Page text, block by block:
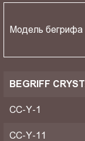
Модель бегрифа
BEGRIFF
CC-Y-1
CC-Y-11